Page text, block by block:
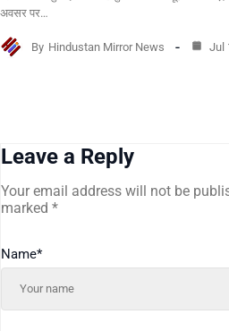
अवसर पर…
By Hindustan Mirror News Jul
Leave a Reply
Your email address will not be
marked *
Name*